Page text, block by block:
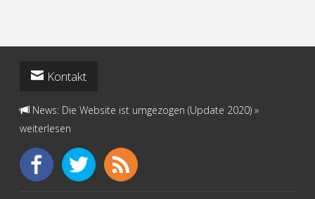
Kontakt
News: Die Website ist umgezogen (Update 2020)»
weiterlesen